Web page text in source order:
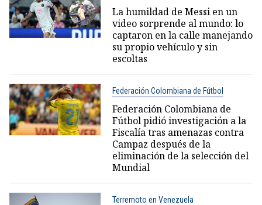
La humildad de Messi en un
video sorprende al mundo: lo
captaron en la calle manejando
su propio vehículo y sin
escoltas
Federación Colombiana de Fútbol
Federación Colombiana de
Fútbol pidió investigación a la
Fiscalía tras amenazas contra
Campaz después de la
eliminación de la selección del
Mundial
Terremoto en Venezuela